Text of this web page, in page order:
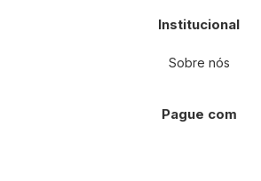
Institucional
Sobre nós
Pague com